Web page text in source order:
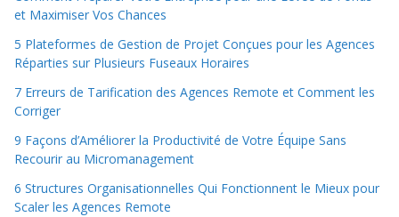
et Maximiser Vos Chances
5 Plateformes de Gestion de Projet Conçues pour les Agences
Réparties sur Plusieurs Fuseaux Horaires
7 Erreurs de Tarification des Agences Remote et Comment les
Corriger
9 Façons d’Améliorer la Productivité de Votre Équipe Sans
Recourir au Micromanagement
6 Structures Organisationnelles Qui Fonctionnent le Mieux pour
Scaler les Agences Remote